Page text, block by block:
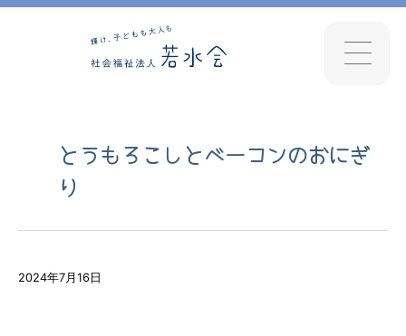
とうもろこしとベーコンのおにぎ
り
2024年7月16日